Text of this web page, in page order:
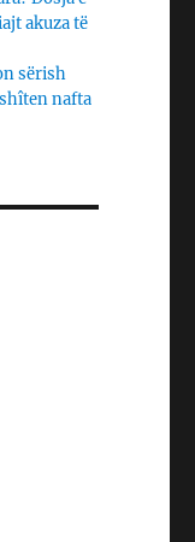
akuza të
sërish
nafta